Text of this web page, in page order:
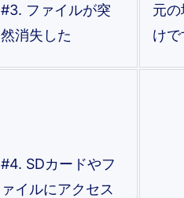
#3. ファイルが突
然消失した
元
けで
#4. SDカードやフ
ァイルにアクセス